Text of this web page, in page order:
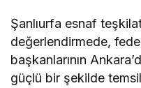
Şanlıurfa esnaf
değerlendirmede,
başkanlarının
güçlü bir şekilde